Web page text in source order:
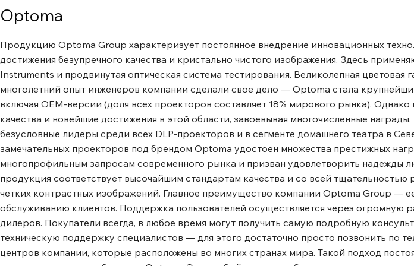
входа Играйте в видео-игры, транслируйте видео и делитесь фотографиями на
большом экране, не выходя из собственного дома. С помощью двух входов HDMI
проигрывателю Blu-Ray или медиаплееру с помощью одного кабеля. Вы также
можете превратить его в Smart проектор, подключив к нему HDMI адаптер, такой
как Google Chromecast ™ , Яндекс Станция, Яндекс Станция 2, Яндекс Станция
Макс, Apple TV ™ или продукты серии SberBox. Удивительные цвета Проекторы
Optoma обеспечивают надежную цветовую производительность любого контента
независимо от внешних условий. Режим дисплея позволяет производить
индивидуальную настройку. От точных цветов RGB для реалистичного
изображения до ярких впечатляющих презентаций. Идеально подходит для
графических и видео презентаций. Система управления цветом (CMS)
Отображение точных реалистичных цветов, позволяет добиться наилучшего
соответствия контексту. Эта уникальная функция обеспечивает гибкость тонкой
настройки параметров цвета для оптимальной точности передачи изображения.
Режимы ISF Данная функция позволяет сохранить откалиброванные настройки
дневного и ночного режимов для впечатляющего просмотра. Встроенный
динамик Качественное воспроизведение аудиосигнала, простота подключения и
Optoma
Продукцию Optoma Group характеризует постоянное внедрение инновационных
достижения безупречного качества и кристально чистого изображения. Здесь
Instruments и продвинутая оптическая система тестирования. Великолепная цветовая
многолетний опыт инженеров компании сделали свое дело ― Optoma стала
включая OEM-версии (доля всех проекторов составляет 18% мирового рынка).
качества и новейшие достижения в этой области, завоевывая многочисленные
безусловные лидеры среди всех DLP-проекторов и в сегменте домашнего театра в
замечательных проекторов под брендом Optoma удостоен множества престижных
многопрофильным запросам современного рынка и призван удовлетворить надежды
продукция соответствует высочайшим стандартам качества и со всей тщательностью
четких контрастных изображений. Главное преимущество компании Optoma Group ―
обслуживанию клиентов. Поддержка пользователей осуществляется через огромную
дилеров. Покупатели всегда, в любое время могут получить самую подробную
техническую поддержку специалистов ― для этого достаточно просто позвонить по
центров компании, которые расположены во многих странах мира. Такой подход